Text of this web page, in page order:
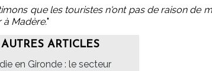
que les touristes n'ont pas de raison de
à Madère."
AUTRES ARTICLES
en Gironde : le secteur